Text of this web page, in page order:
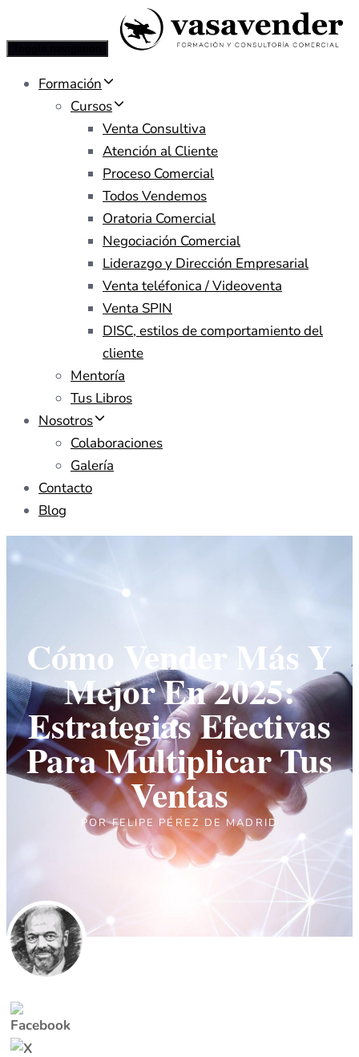
Formación
Cursos
Venta Consultiva
Atención al Cliente
Proceso Comercial
Todos Vendemos
Oratoria Comercial
Negociación Comercial
Liderazgo y Dirección Empresarial
Venta teléfonica / Videoventa
Venta SPIN
DISC, estilos de comportamiento del
cliente
Mentoría
Tus Libros
Nosotros
Colaboraciones
Galería
Contacto
Blog
Cómo Vender Más Y
Mejor En 2025:
Estrategias Efectivas
Para Multiplicar Tus
Ventas
PORFELIPE PÉREZ DE MADRID